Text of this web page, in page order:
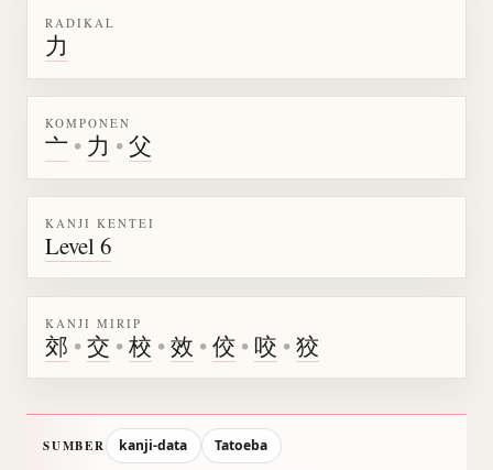
RADIKAL
力
KOMPONEN
亠 • 力 •父
KANJI KENTEI
Level 6
KANJI MIRIP
郊 •交 •校 •效 •佼 • 咬 •狡
SUMBER kanji-data
Tatoeba